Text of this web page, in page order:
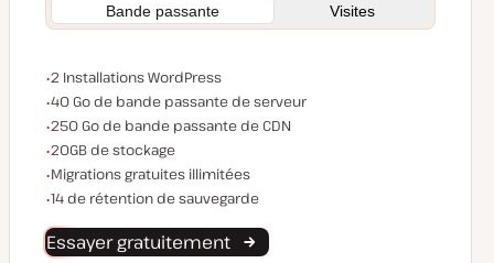
Bande passante Visites
Installations WordPress
2 Installations WordPress
Bande passante du serveur
40 Go de bande passante de serveur
Bande passante du CDN
250 Go de bande passante de CDN
Espace de stockage
20GB de stockage
Migrations illimitées
Migrations gratuites illimitées
Rétention de sauvegarde
14 de rétention de sauvegarde
Essayer gratuitement